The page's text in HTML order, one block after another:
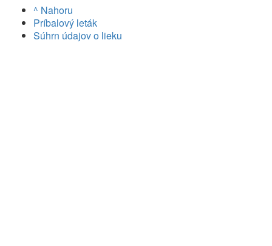
^ Nahoru
Príbalový leták
Súhrn údajov o lieku